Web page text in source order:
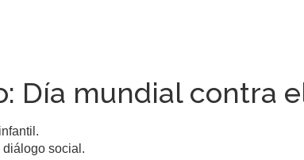
Día mundial contra
diálogo social.